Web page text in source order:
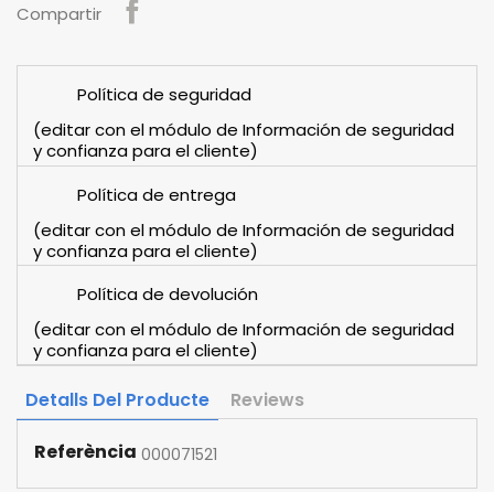
Compartir
Política de seguridad
(editar con el módulo de Información de seguridad
y confianza para el cliente)
Política de entrega
(editar con el módulo de Información de seguridad
y confianza para el cliente)
Política de devolución
(editar con el módulo de Información de seguridad
y confianza para el cliente)
Detalls Del Producte Reviews
Referència 000071521